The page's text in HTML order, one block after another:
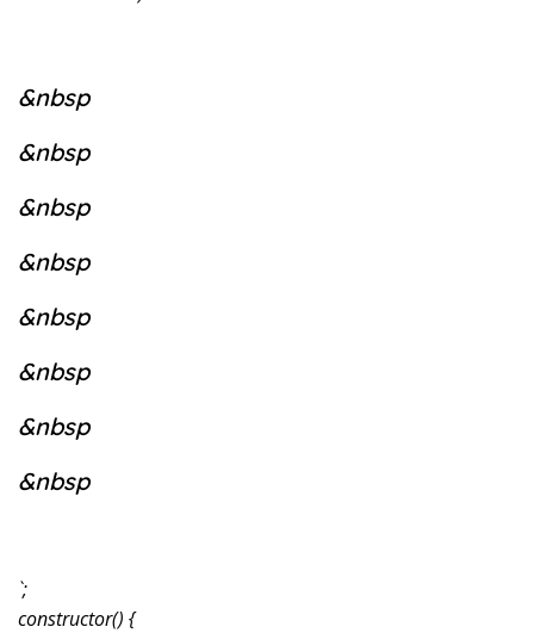
&nbsp
&nbsp
&nbsp
&nbsp
&nbsp
&nbsp
&nbsp
&nbsp
`;
constructor() {